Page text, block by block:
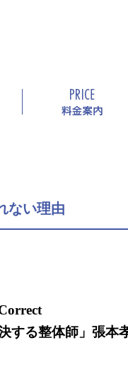
ない理由
する整体師」張本